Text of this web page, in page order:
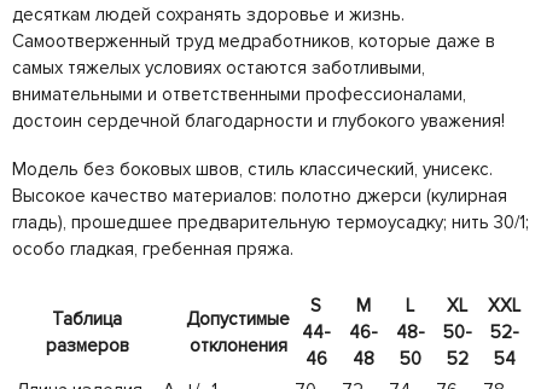
десяткам людей сохранять здоровье и жизнь.
Самоотверженный труд медработников, которые даже в
самых тяжелых условиях остаются заботливыми,
внимательными и ответственными профессионалами,
достоин сердечной благодарности и глубокого уважения!
Модель без боковых швов, стиль классический, унисекс.
Высокое качество материалов: полотно джерси (кулирная
гладь), прошедшее предварительную термоусадку; нить 30/1;
особо гладкая, гребенная пряжа.
Таблица
размеров
Допустимые
отклонения
S
44-
46
M
46-
48
L
48-
50
XL
50-
52
XXL
52-
54